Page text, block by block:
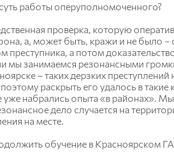
работы оперуполномоченного?
проверка, которую
а, может быть, кражи и не было
преступника, а потом
мы занимаемся резонансными
– таких дерзких
раскрыть его удалось в
уже набрались опыта «в районах».
дело случается на
на месте.
обучение в Красноярском